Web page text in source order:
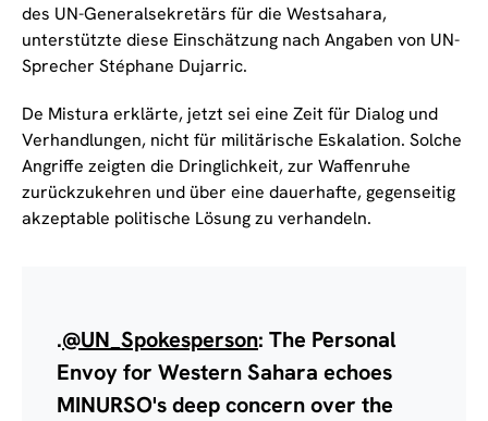
des UN-Generalsekretärs für die Westsahara,
unterstützte diese Einschätzung nach Angaben von UN-
Sprecher Stéphane Dujarric.
De Mistura erklärte, jetzt sei eine Zeit für Dialog und
Verhandlungen, nicht für militärische Eskalation. Solche
Angriffe zeigten die Dringlichkeit, zur Waffenruhe
zurückzukehren und über eine dauerhafte, gegenseitig
akzeptable politische Lösung zu verhandeln.
.@UN_Spokesperson: The Personal
Envoy for Western Sahara echoes
MINURSO's deep concern over the